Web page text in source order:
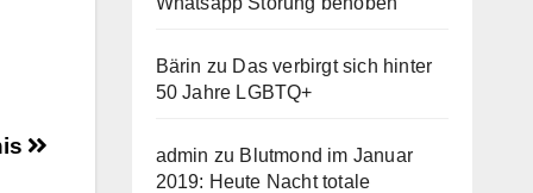
Bärin zu Das verbirgt sich hinter
50 Jahre LGBTQ+
admin zu Blutmond im Januar
2019: Heute Nacht totale